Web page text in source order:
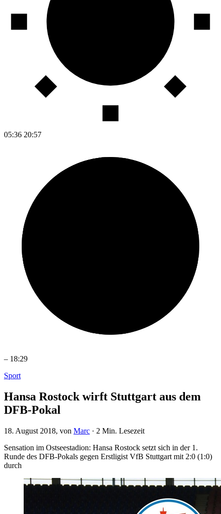
05:36 20:57
– 18:29
Sport
Hansa Rostock wirft Stuttgart aus dem
DFB-Pokal
18. August 2018, von Marc · 2 Min. Lesezeit
Sensation im Ostseestadion: Hansa Rostock setzt sich in der 1.
Runde des DFB-Pokals gegen Erstligist VfB Stuttgart mit 2:0 (1:0)
durch